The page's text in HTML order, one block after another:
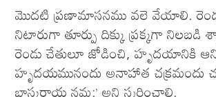
మొదటి ప్రణామాసనము వలె వేయాలి.
నిటారుగా తూర్పు దిక్కు ప్రక్కగా నిలబడి
రెండు చేతులూ జోడించి, హృదయానికి
హృదయమునందు అనాహాత చక్రమందు
భాస్కరాయ నమ:’ అని స్మరించాలి.